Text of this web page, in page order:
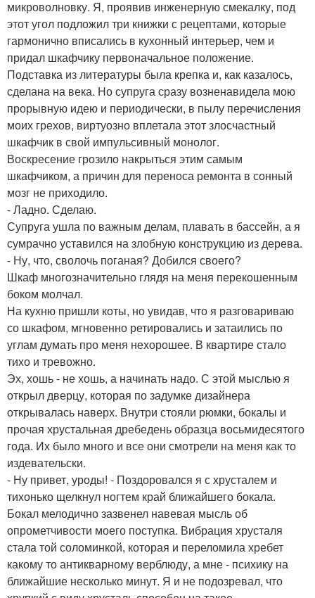
микроволновку. Я, проявив инженерную смекалку, под
этот угол подложил три книжки с рецептами, которые
гармонично вписались в кухонный интерьер, чем и
придал шкафчику первоначальное положение.
Подставка из литературы была крепка и, как казалось,
сделана на века. Но супруга сразу возненавидела мою
прорывную идею и периодически, в пылу перечисления
моих грехов, виртуозно вплетала этот злосчастный
шкафчик в свой импульсивный монолог.
Воскресение грозило накрыться этим самым
шкафчиком, а причин для переноса ремонта в сонный
мозг не приходило.
- Ладно. Сделаю.
Супруга ушла по важным делам, плавать в бассейн, а я
сумрачно уставился на злобную конструкцию из дерева.
- Ну, что, сволочь поганая? Добился своего?
Шкаф многозначительно глядя на меня перекошенным
боком молчал.
На кухню пришли коты, но увидав, что я разговариваю
со шкафом, мгновенно ретировались и затаились по
углам думать про меня нехорошее. В квартире стало
тихо и тревожно.
Эх, хошь - не хошь, а начинать надо. С этой мыслью я
открыл дверцу, которая по задумке дизайнера
открывалась наверх. Внутри стояли рюмки, бокалы и
прочая хрустальная дребедень образца восьмидесятого
года. Их было много и все они смотрели на меня как то
издевательски.
- Ну привет, уроды! - Поздоровался я с хрусталем и
тихонько щелкнул ногтем край ближайшего бокала.
Бокал мелодично зазвенел навевая мысль об
опрометчивости моего поступка. Вибрация хрусталя
стала той соломинкой, которая и переломила хребет
какому то антикварному верблюду, а мне - психику на
ближайшие несколько минут. Я и не подозревал, что